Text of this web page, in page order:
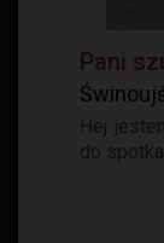
Pani
Hej
do